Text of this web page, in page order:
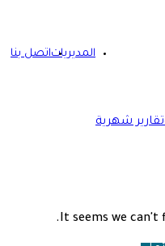
تقارير شهرية
المديرياتاتصل بنا
It seems we can't